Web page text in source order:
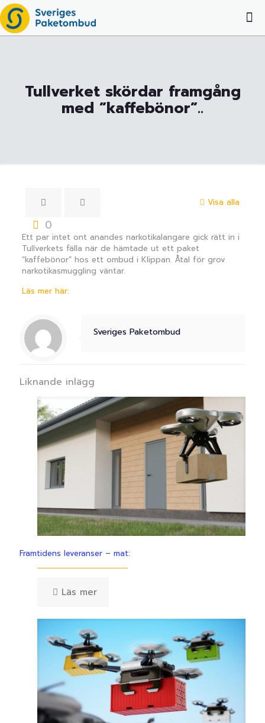
Tullverket skördar framgång
med ”kaffebönor”..
Visa alla
0
Ett par intet ont anandes narkotikalangare gick rätt in i
Tullverkets fälla när de hämtade ut ett paket
”kaffebönor” hos ett ombud i Klippan. Åtal för grov
narkotikasmuggling väntar.
Läs mer här:
Sveriges Paketombud
Liknande inlägg
Framtidens leveranser – mat:
Läs mer